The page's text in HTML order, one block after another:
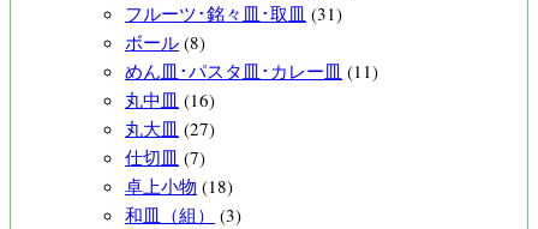
フルーツ･銘々皿･取皿 (31)
ボール (8)
めん皿･パスタ皿･カレー皿 (11)
丸中皿 (16)
丸大皿 (27)
仕切皿 (7)
卓上小物 (18)
和皿（組）
(3)